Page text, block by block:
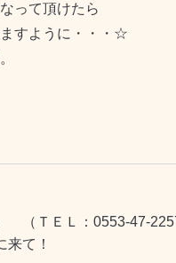
って頂けたら
すように・・・☆
（ＴＥＬ：0553-47-
て！